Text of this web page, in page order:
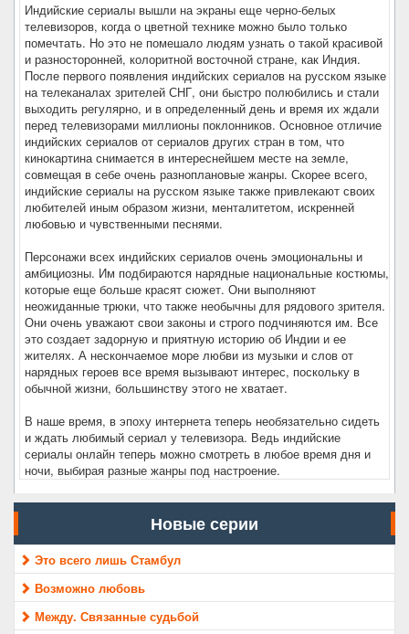
Индийские сериалы вышли на экраны еще черно-белых
телевизоров, когда о цветной технике можно было только
помечтать. Но это не помешало людям узнать о такой красивой
и разносторонней, колоритной восточной стране, как Индия.
После первого появления индийских сериалов на русском языке
на телеканалах зрителей СНГ, они быстро полюбились и стали
выходить регулярно, и в определенный день и время их ждали
перед телевизорами миллионы поклонников. Основное отличие
индийских сериалов от сериалов других стран в том, что
кинокартина снимается в интереснейшем месте на земле,
совмещая в себе очень разноплановые жанры. Скорее всего,
индийские сериалы на русском языке также привлекают своих
любителей иным образом жизни, менталитетом, искренней
любовью и чувственными песнями.
Персонажи всех индийских сериалов очень эмоциональны и
амбициозны. Им подбираются нарядные национальные костюмы,
которые еще больше красят сюжет. Они выполняют
неожиданные трюки, что также необычны для рядового зрителя.
Они очень уважают свои законы и строго подчиняются им. Все
это создает задорную и приятную историю об Индии и ее
жителях. А нескончаемое море любви из музыки и слов от
нарядных героев все время вызывают интерес, поскольку в
обычной жизни, большинству этого не хватает.
В наше время, в эпоху интернета теперь необязательно сидеть
и ждать любимый сериал у телевизора. Ведь индийские
сериалы онлайн теперь можно смотреть в любое время дня и
ночи, выбирая разные жанры под настроение.
Новые серии
Это всего лишь Стамбул
Возможно любовь
Между. Связанные судьбой